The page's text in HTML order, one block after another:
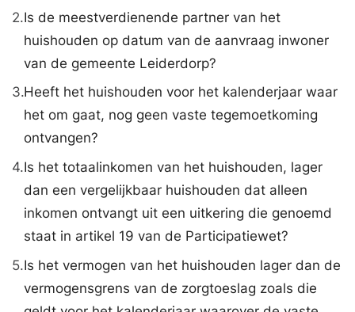
2.Is de meestverdienende partner van het
huishouden op datum van de aanvraag inwoner
van de gemeente Leiderdorp?
3.Heeft het huishouden voor het kalenderjaar waar
het om gaat, nog geen vaste tegemoetkoming
ontvangen?
4.Is het totaalinkomen van het huishouden, lager
dan een vergelijkbaar huishouden dat alleen
inkomen ontvangt uit een uitkering die genoemd
staat in artikel 19 van de Participatiewet?
5.Is het vermogen van het huishouden lager dan de
vermogensgrens van de zorgtoeslag zoals die